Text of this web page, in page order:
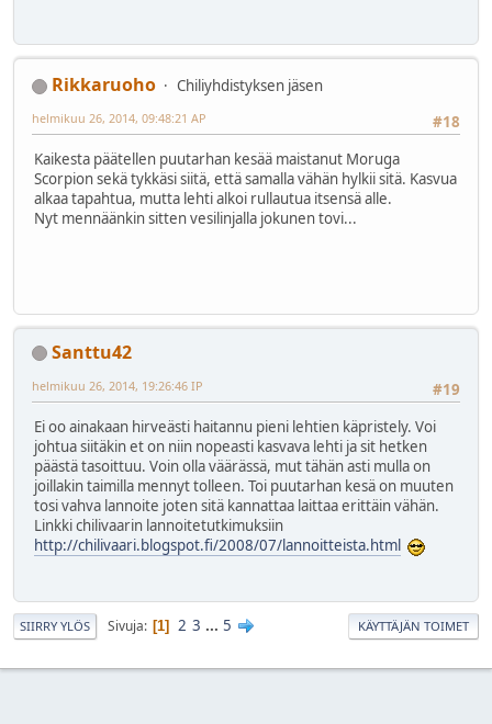
Rikkaruoho
Chiliyhdistyksen jäsen
#18
helmikuu 26, 2014, 09:48:21 AP
Kaikesta päätellen puutarhan kesää maistanut Moruga
Scorpion sekä tykkäsi siitä, että samalla vähän hylkii sitä. Kasvua
alkaa tapahtua, mutta lehti alkoi rullautua itsensä alle.
Nyt mennäänkin sitten vesilinjalla jokunen tovi...
Santtu42
#19
helmikuu 26, 2014, 19:26:46 IP
Ei oo ainakaan hirveästi haitannu pieni lehtien käpristely. Voi
johtua siitäkin et on niin nopeasti kasvava lehti ja sit hetken
päästä tasoittuu. Voin olla väärässä, mut tähän asti mulla on
joillakin taimilla mennyt tolleen. Toi puutarhan kesä on muuten
tosi vahva lannoite joten sitä kannattaa laittaa erittäin vähän.
Linkki chilivaarin lannoitetutkimuksiin
http://chilivaari.blogspot.fi/2008/07/lannoitteista.html
SIIRRY YLÖS Sivuja 1 2 3 ... 5 KÄYTTÄJÄN TOIMET